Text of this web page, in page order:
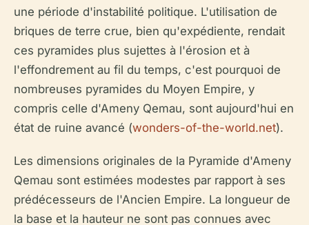
une période d'instabilité politique. L'utilisation de
briques de terre crue, bien qu'expédiente, rendait
ces pyramides plus sujettes à l'érosion et à
l'effondrement au fil du temps, c'est pourquoi de
nombreuses pyramides du Moyen Empire, y
compris celle d'Ameny Qemau, sont aujourd'hui en
état de ruine avancé (wonders-of-the-world.net).
Les dimensions originales de la Pyramide d'Ameny
Qemau sont estimées modestes par rapport à ses
prédécesseurs de l'Ancien Empire. La longueur de
la base et la hauteur ne sont pas connues avec